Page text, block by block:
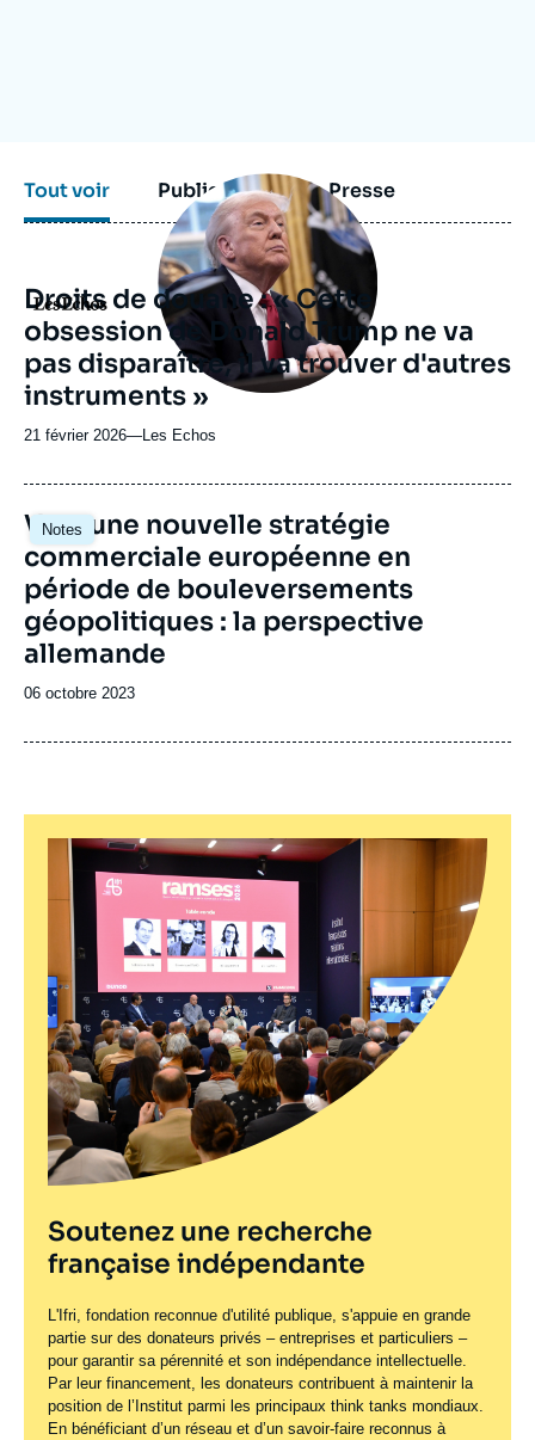
Tout voir Publications Presse
Logo
Image
principale
médiatique
Droits de douane : « Cette
obsession de Donald Trump ne va
pas disparaître, il va trouver d'autres
instruments »
21 février 2026—Nom
journal,
ou
émission
Les Echos
Notes
Image
principale
Vers une nouvelle stratégie
commerciale européenne en
période de bouleversements
géopolitiques : la perspective
allemande
Date
publication
06 octobre 2023
Soutenez une recherche
française indépendante
L'Ifri, fondation reconnue d'utilité publique, s'appuie en grande
partie sur des donateurs privés – entreprises et particuliers –
pour garantir sa pérennité et son indépendance intellectuelle.
Par leur financement, les donateurs contribuent à maintenir la
position de l’Institut parmi les principaux think tanks mondiaux.
En bénéficiant d’un réseau et d’un savoir-faire reconnus à